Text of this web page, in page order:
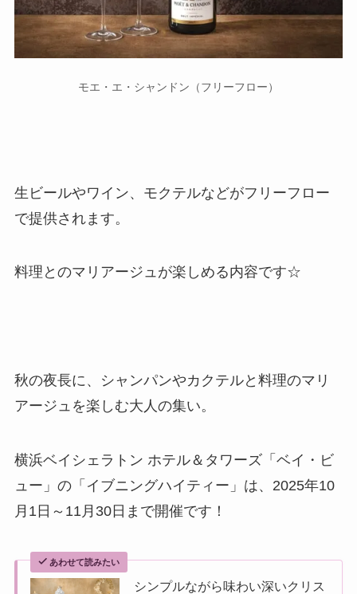
モエ・エ・シャンドン（フリーフロー）
生ビールやワイン、モクテルなどがフリーフロー
で提供されます。
料理とのマリアージュが楽しめる内容です☆
秋の夜長に、シャンパンやカクテルと料理のマリ
アージュを楽しむ大人の集い。
横浜ベイシェラトン ホテル＆タワーズ「ベイ・ビ
ュー」の「イブニングハイティー」は、2025年10
月1日～11月30日まで開催です！
あわせて読みたい
シンプルながら味わい深いクリス